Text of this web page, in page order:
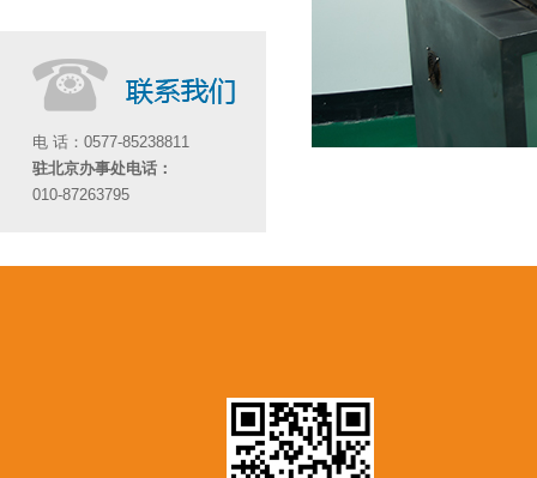
电 话：0577-85238811
驻北京办事处电话：
010-87263795